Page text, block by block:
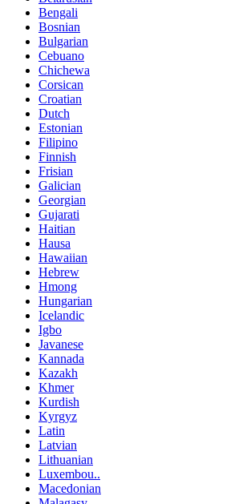
Bengali
Bosnian
Bulgarian
Cebuano
Chichewa
Corsican
Croatian
Dutch
Estonian
Filipino
Finnish
Frisian
Galician
Georgian
Gujarati
Haitian
Hausa
Hawaiian
Hebrew
Hmong
Hungarian
Icelandic
Igbo
Javanese
Kannada
Kazakh
Khmer
Kurdish
Kyrgyz
Latin
Latvian
Lithuanian
Luxembou..
Macedonian